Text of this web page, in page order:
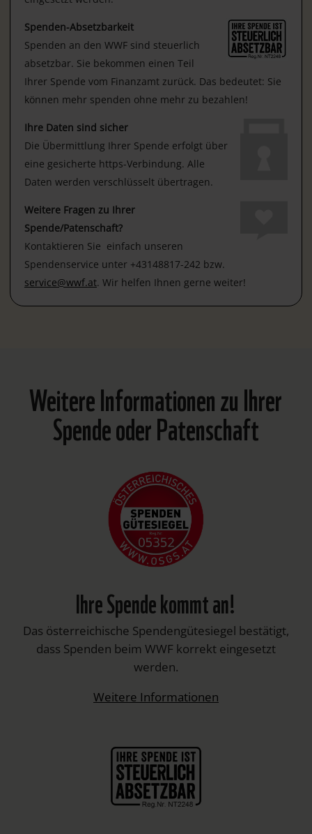
Spenden-Absetzbarkeit
Spenden an den WWF sind steuerlich
absetzbar. Sie bekommen einen Teil
Ihrer Spende vom Finanzamt zurück. Das bedeutet: Sie
können mehr spenden ohne mehr zu bezahlen!
Ihre Daten sind sicher
Die Übermittlung Ihrer Spende erfolgt über
eine gesicherte https-Verbindung. Alle
Daten werden verschlüsselt übertragen.
Weitere Fragen zu Ihrer
Spende/Patenschaft?
Kontaktieren Sie einfach unseren
Spendenservice unter +43148817-242 bzw.
service@wwf.at. Wir helfen Ihnen gerne weiter!
Weitere Informationen zu Ihrer
Spende oder Patenschaft
Ihre Spende kommt an!
Das österreichische Spendengütesiegel bestätigt,
dass Spenden beim WWF korrekt eingesetzt
werden.
Weitere Informationen